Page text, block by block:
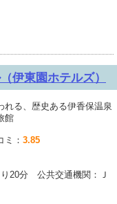
伊東園ホテルズ）
れる、歴史ある伊香保温泉
館
ミ： 3.85
20分 公共交通機関：Ｊ